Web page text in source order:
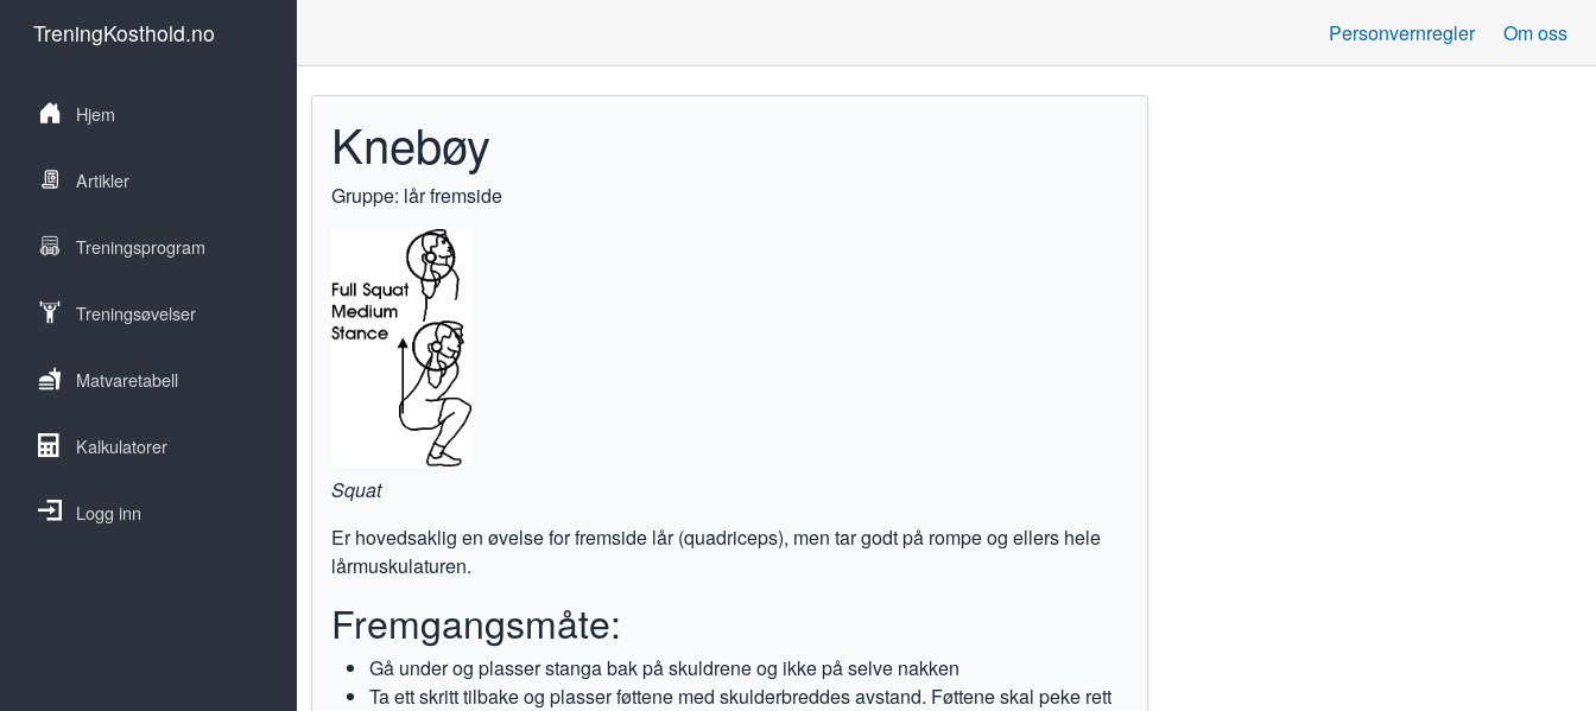
TreningKosthold.no
Hjem
Artikler
Treningsprogram
Treningsøvelser
Matvaretabell
Kalkulatorer
Logg inn
Personvernregler Om oss
Knebøy
Gruppe: lår fremside
Squat
Er hovedsaklig en øvelse for fremside lår (quadriceps), men tar godt på rompe og ellers hele
lårmuskulaturen.
Fremgangsmåte:
Gå under og plasser stanga bak på skuldrene og ikke på selve nakken
Ta ett skritt tilbake og plasser føttene med skulderbreddes avstand. Føttene skal peke rett